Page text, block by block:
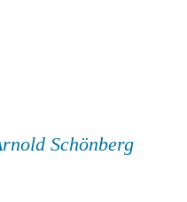
Schönberg